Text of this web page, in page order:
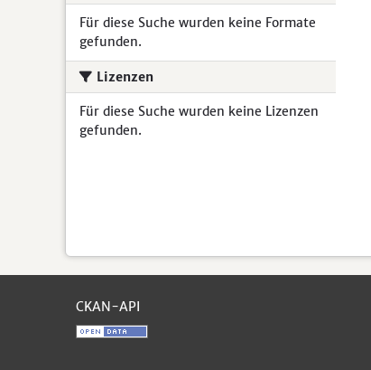
Für diese Suche wurden keine Formate
gefunden.
Lizenzen
Für diese Suche wurden keine Lizenzen
gefunden.
CKAN-API